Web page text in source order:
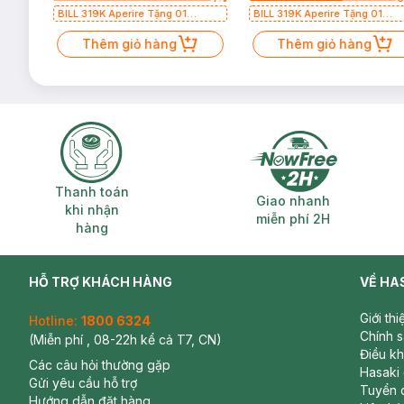
BILL 319K Aperire Tặng 01
Combo 2 Mặt Nạ Sur.Medic+ Cấp
Nước, Cấp Ẩm 30g (SL có hạn)
Thêm giỏ hàng
BILL 319K Aperire Tặng 01
Combo 2 Mặt Nạ Sur.Medic+
Nước, Cấp Ẩm 30g (SL có hạn)
Thêm giỏ hàng
Thanh toán khi nhận hàng
Thanh toán
khi nhận
hàng
Giao nhanh
Giao nhanh
miễn phí 2H
HỖ TRỢ KHÁCH HÀNG
Hotline: 1800 6324
(Miễn phí , 08-22h kể cả T7, CN)
Các câu hỏi thường gặp
Gửi yêu cầu hỗ trợ
VỀ
Giới
Chính
Điều
Hasaki
Tuyển